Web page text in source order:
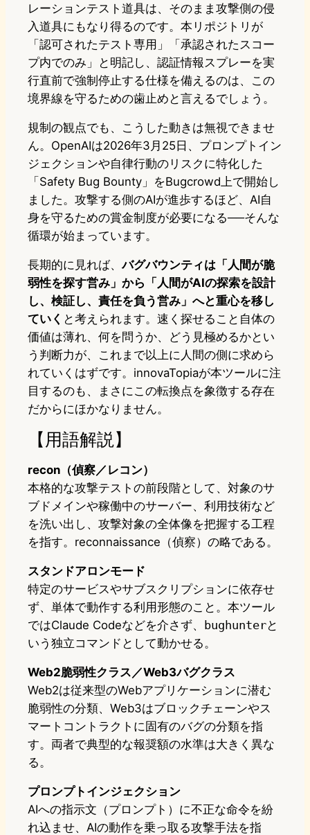
レーションテスト道具は、そのまま攻撃側の侵
入道具にもなり得るのです。本リポジトリが
「認可されたテスト専用」「承認されたスコー
プ内でのみ」と明記し、認証情報スプレーを実
行直前で強制停止する仕様を備えるのは、この
境界線を守るための歯止めと言えるでしょう。
規制の観点でも、こうした動きは無視できませ
ん。OpenAIは2026年3月25日、プロンプトイン
ジェクションや自律行動のリスクに特化した
「Safety Bug Bounty」をBugcrowd上で開始し
ました。攻撃する側のAIが進歩するほど、AI自
身を守るための賞金制度が必要になる──そんな
循環が始まっています。
長期的に見れば、バグバウンティは「人間が脆
弱性を探す営み」から「人間がAIの探索を設計
し、検証し、責任を負う営み」へと重心を移し
ていく と考えられます。速く探せること自体の
価値は薄れ、何を問うか、どう見極めるかとい
う判断力が、これまで以上に人間の側に求めら
れていくはずです。innovaTopiaが本ツールに注
目するのも、まさにこの転換点を象徴する存在
だからにほかなりません。
【用語解説】
recon（偵察／レコン）
本格的な攻撃テストの前段階として、対象のサ
ブドメインや稼働中のサーバー、利用技術など
を洗い出し、攻撃対象の全体像を把握する工程
を指す。reconnaissance（偵察）の略である。
スタンドアロンモード
特定のサービスやサブスクリプションに依存せ
ず、単体で動作する利用形態のこと。本ツール
ではClaude Codeなどを介さず、 bughunterと
いう独立コマンドとして動かせる。
Web2脆弱性クラス／Web3バグクラス
Web2は従来型のWebアプリケーションに潜む
脆弱性の分類、Web3はブロックチェーンやス
マートコントラクトに固有のバグの分類を指
す。両者で典型的な報奨額の水準は大きく異な
る。
プロンプトインジェクション
AIへの指示文（プロンプト）に不正な命令を紛
れ込ませ、AIの動作を乗っ取る攻撃手法を指